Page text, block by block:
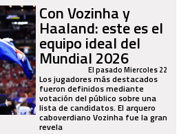
Con Vozinha y
Haaland: este es el
equipo ideal del
Mundial 2026El pasado Miercoles 22
Los jugadores más destacados
fueron definidos mediante
votación del público sobre una
lista de candidatos. El arquero
caboverdiano Vozinha fue la gran
revela